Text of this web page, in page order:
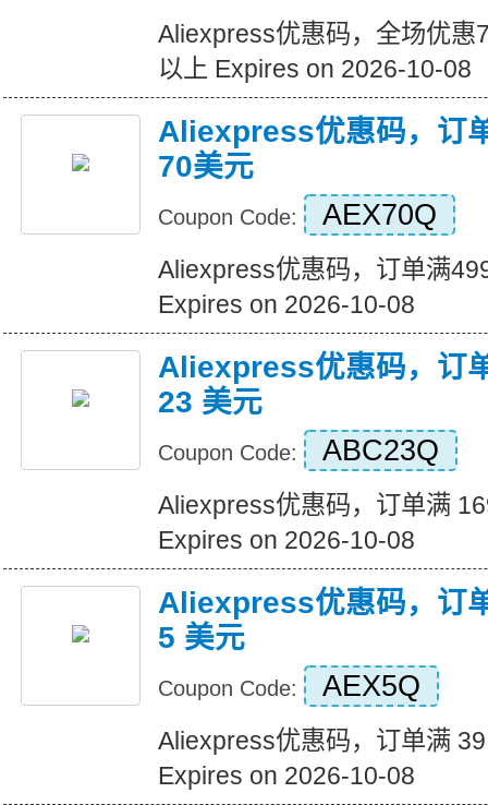
Aliexpress优惠码，全场优惠
以上 Expires on 2026-10-08
Aliexpress优惠码，订
70美元
Coupon Code: AEX70Q
Aliexpress优惠码，订单满
Expires on 2026-10-08
Aliexpress优惠码，订
23 美元
Coupon Code: ABC23Q
Aliexpress优惠码，订单满
Expires on 2026-10-08
Aliexpress优惠码，订
5 美元
Coupon Code: AEX5Q
Aliexpress优惠码，订单满
Expires on 2026-10-08